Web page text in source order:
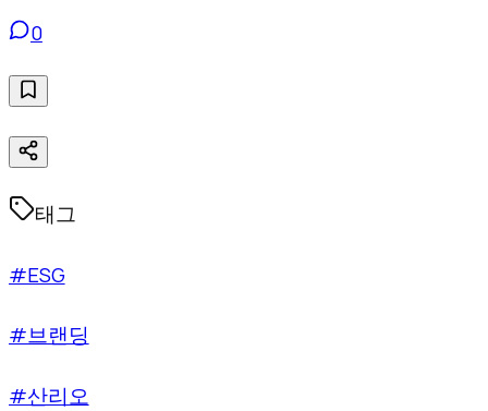
0
태그
#ESG
#브랜딩
#산리오